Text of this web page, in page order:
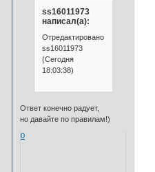
ss16011973
написал(а):
Отредактировано
ss16011973
(Сегодня
18:03:38)
Ответ конечно радует,
но давайте по правилам!)
0